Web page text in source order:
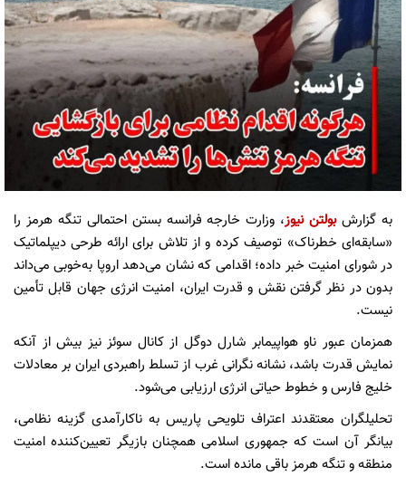
به گزارشبولتن نیوز، وزارت خارجه فرانسه بستن احتمالی تنگه هرمز را
«سابقه‌ای خطرناک» توصیف کرده و از تلاش برای ارائه طرحی دیپلماتیک
در شورای امنیت خبر داده؛ اقدامی که نشان می‌دهد اروپا به‌خوبی می‌داند
بدون در نظر گرفتن نقش و قدرت ایران، امنیت انرژی جهان قابل تأمین
نیست.
همزمان عبور ناو هواپیمابر شارل دوگل از کانال سوئز نیز بیش از آنکه
نمایش قدرت باشد، نشانه نگرانی غرب از تسلط راهبردی ایران بر معادلات
خلیج فارس و خطوط حیاتی انرژی ارزیابی می‌شود.
تحلیلگران معتقدند اعتراف تلویحی پاریس به ناکارآمدی گزینه نظامی،
بیانگر آن است که جمهوری اسلامی همچنان بازیگر تعیین‌کننده امنیت
منطقه و تنگه هرمز باقی مانده است.